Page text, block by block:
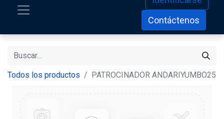
Contáctenos
Todos los productos PATROCINADOR ANDARIYUMBO25